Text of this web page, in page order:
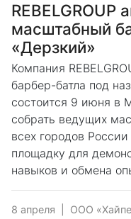
REBELGROUP
масштабный
«Дерзкий»
Компания
барбер-батла под
состоится 9 июня в
собрать ведущих
всех городов
площадку для
навыков и обмена
8 апреля ООО